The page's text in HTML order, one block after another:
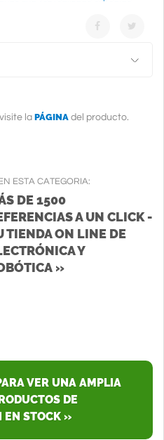
la PÁGINA del producto.
ESTA CATEGORIA:
DE 1500
A UN CLICK -
TIENDA ON LINE DE
Y
»
VER UNA AMPLIA
DE
EN STOCK »